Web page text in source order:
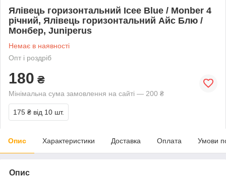
Ялівець горизонтальний Ісее Blue / Monber 4
річний, Ялівець горизонтальний Айс Блю /
Монбер, Juniperus
Немає в наявності
Опт і роздріб
180 ₴
Мінімальна сума замовлення на сайті — 200 ₴
175 ₴ від 10 шт.
Опис Характеристики Доставка Оплата Умови
Опис